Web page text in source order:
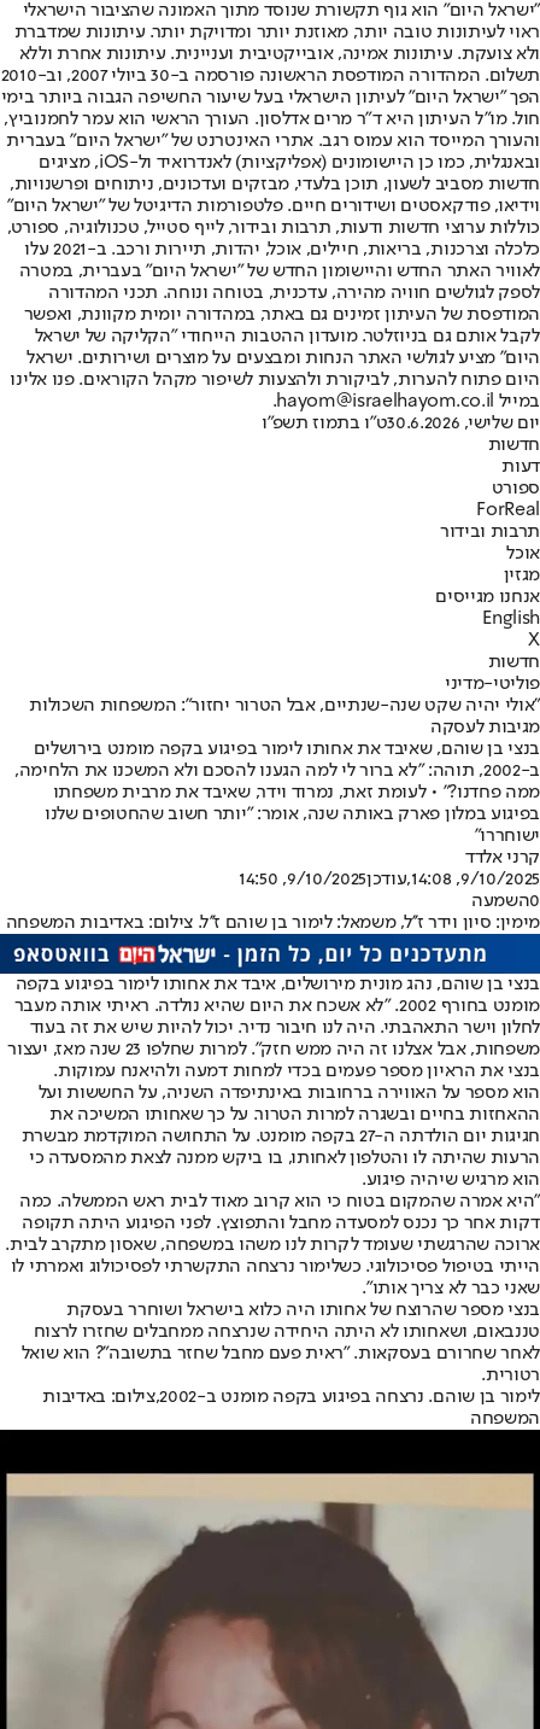
"ישראל היום" הוא גוף תקשורת שנוסד מתוך האמונה שהציבור הישראלי
ראוי לעיתונות טובה יותר, מאוזנת יותר ומדויקת יותר. עיתונות שמדברת
ולא צועקת. עיתונות אמינה, אובייקטיבית ועניינית. עיתונות אחרת וללא
תשלום. המהדורה המודפסת הראשונה פורסמה ב-30 ביולי 2007, וב-2010
הפך "ישראל היום" לעיתון הישראלי בעל שיעור החשיפה הגבוה ביותר בימי
חול. מו"ל העיתון היא ד"ר מרים אדלסון. העורך הראשי הוא עמר לחמנוביץ,
והעורך המייסד הוא עמוס רגב. אתרי האינטרנט של "ישראל היום" בעברית
ובאנגלית, כמו כן היישומונים (אפליקציות) לאנדרואיד ול-iOS, מציגים
חדשות מסביב לשעון, תוכן בלעדי, מבזקים ועדכונים, ניתוחים ופרשנויות,
וידיאו, פודקאסטים ושידורים חיים. פלטפורמות הדיגיטל של "ישראל היום"
כוללות ערוצי חדשות ודעות, תרבות ובידור, לייף סטייל, טכנולוגיה, ספורט,
כלכלה וצרכנות, בריאות, חיילים, אוכל, יהדות, תיירות ורכב. ב-2021 עלו
לאוויר האתר החדש והיישומון החדש של "ישראל היום" בעברית, במטרה
לספק לגולשים חוויה מהירה, עדכנית, בטוחה ונוחה. תכני המהדורה
המודפסת של העיתון זמינים גם באתר, במהדורה יומית מקוונת, ואפשר
לקבל אותם גם בניוזלטר. מועדון ההטבות הייחודי "הקליקה של ישראל
היום" מציע לגולשי האתר הנחות ומבצעים על מוצרים ושירותים. ישראל
היום פתוח להערות, לביקורת ולהצעות לשיפור מקהל הקוראים. פנו אלינו
במייל hayom@israelhayom.co.il.
יום שלישי, 30.6.2026
ט"ו בתמוז תשפ"ו
חדשות
דעות
ספורט
ForReal
תרבות ובידור
אוכל
מגזין
אנחנו מגייסים
English
X
חדשות
פוליטי-מדיני
"אולי יהיה שקט שנה-שנתיים, אבל הטרור יחזור": המשפחות השכולות
מגיבות לעסקה
בנצי בן שוהם, שאיבד את אחותו לימור בפיגוע בקפה מומנט בירושלים
ב-2002, תוהה: "לא ברור לי למה הגענו להסכם ולא המשכנו את הלחימה,
ממה פחדנו?" • לעומת זאת, נמרוד וידר, שאיבד את מרבית משפחתו
בפיגוע במלון פארק באותה שנה, אומר: "יותר חשוב שהחטופים שלנו
ישוחררו"
קרני אלדד
9/10/2025, 14:08
,עודכן9/10/2025, 14:50
0השמעה
מימין: סיון וידר ז''ל, משמאל: לימור בן שוהם ז''ל. צילום: באדיבות המשפחה
בנצי בן שוהם, נהג מונית מירושלים, איבד את אחותו לימור בפיגוע בקפה
מומנט בחורף 2002. "לא אשכח את היום שהיא נולדה. ראיתי אותה מעבר
לחלון וישר התאהבתי. היה לנו חיבור נדיר. יכול להיות שיש את זה בעוד
משפחות, אבל אצלנו זה היה ממש חזק". למרות שחלפו 23 שנה מאז, יעצור
בנצי את הראיון מספר פעמים בכדי למחות דמעה ולהיאנח עמוקות.
הוא מספר על האווירה ברחובות באינתיפדה השניה, על החששות ועל
ההאחזות בחיים ובשגרה למרות הטרור. על כך שאחותו המשיכה את
חגיגות יום הולדתה ה-27 בקפה מומנט. על התחושה המוקדמת מבשרת
הרעות שהיתה לו והטלפון לאחותו, בו ביקש ממנה לצאת מהמסעדה כי
הוא מרגיש שיהיה פיגוע.
"היא אמרה שהמקום בטוח כי הוא קרוב מאוד לבית ראש הממשלה. כמה
דקות אחר כך נכנס למסעדה מחבל והתפוצץ. לפני הפיגוע היתה תקופה
ארוכה שהרגשתי שעומד לקרות לנו משהו במשפחה, שאסון מתקרב לבית.
הייתי בטיפול פסיכולוגי. כשלימור נרצחה התקשרתי לפסיכולוג ואמרתי לו
שאני כבר לא צריך אותו".
בנצי מספר שהרוצח של אחותו היה כלוא בישראל ושוחרר בעסקת
טננבאום, ושאחותו לא היתה היחידה שנרצחה ממחבלים שחזרו לרצוח
לאחר שחרורם בעסקאות. "ראית פעם מחבל שחזר בתשובה"? הוא שואל
רטורית.
לימור בן שוהם. נרצחה בפיגוע בקפה מומנט ב-2002,צילום: באדיבות
המשפחה